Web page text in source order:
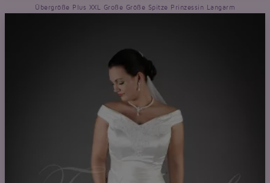
Übergröße Plus XXL Große Größe Spitze Prinzessin Langarm